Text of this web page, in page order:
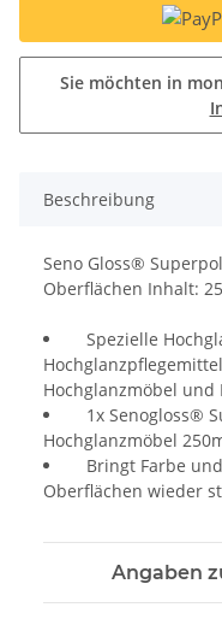
Sie möchten in
Beschreibung
Seno Gloss®
Oberflächen Inhalt:
Spezielle
Hochglanzmöbel
1x Senogloss®
Hochglanzmöbel
Bringt Farbe
Oberflächen wieder
Angaben